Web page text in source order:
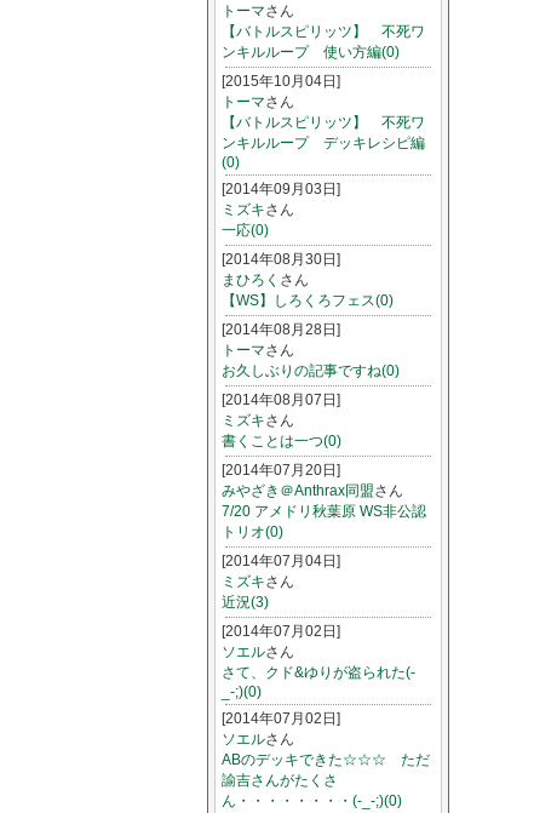
トーマさん
【バトルスピリッツ】 不死ワ
ンキルループ 使い方編(0)
[2015年10月04日]
トーマさん
【バトルスピリッツ】 不死ワ
ンキルループ デッキレシピ編
(0)
[2014年09月03日]
ミズキさん
一応(0)
[2014年08月30日]
まひろく さん
【WS】しろくろフェス(0)
[2014年08月28日]
トーマさん
お久しぶりの記事ですね(0)
[2014年08月07日]
ミズキさん
書くことは一つ(0)
[2014年07月20日]
みやざき＠Anthrax同盟さん
7/20 アメドリ秋葉原 WS非公認
トリオ(0)
[2014年07月04日]
ミズキさん
近況(3)
[2014年07月02日]
ソエルさん
さて、クド&ゆりが盗られた(-
_-;)(0)
[2014年07月02日]
ソエルさん
ABのデッキできた☆☆☆ ただ
諭吉さんがたくさ
ん・・・・・・・・(-_-;)(0)